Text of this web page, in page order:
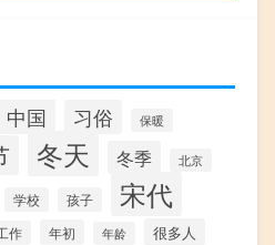
中国 习俗 保暖
冬天 冬季 北京
学校 孩子 宋代
作 年初 年龄 很多人